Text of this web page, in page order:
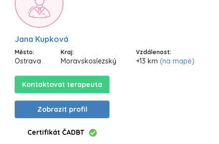
Jana Kupková
Město:
Ostrava
Kraj:
Moravskoslezský
Vzdálenost:
+13 km (na mapě)
Kontaktovat terapeuta
Zobrazit profil
Certifikát ČADBT